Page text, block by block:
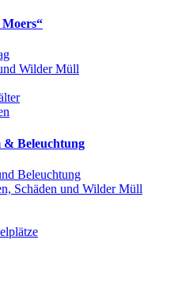
Wilder Müll
& Beleuchtung
Beleuchtung
Schäden und Wilder Müll